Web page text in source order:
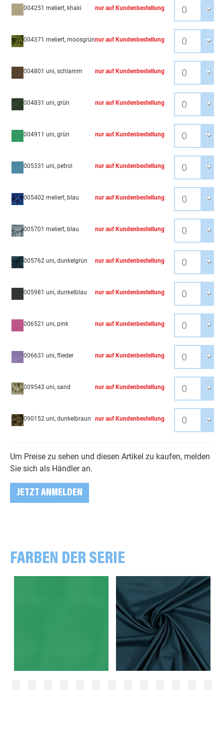
004251 meliert, khaki nur auf Kundenbestellung
004371 meliert, moosgrünnur auf Kundenbestellung
004801 uni, schlamm nur auf Kundenbestellung
004831 uni, grün nur auf Kundenbestellung
004911 uni, grün nur auf Kundenbestellung
005331 uni, petrol nur auf Kundenbestellung
005402 meliert, blau nur auf Kundenbestellung
005701 meliert, blau nur auf Kundenbestellung
005762 uni, dunkelgrün nur auf Kundenbestellung
005981 uni, dunkelblau nur auf Kundenbestellung
006521 uni, pink nur auf Kundenbestellung
006631 uni, flieder nur auf Kundenbestellung
009543 uni, sand nur auf Kundenbestellung
090152 uni, dunkelbraun nur auf Kundenbestellung
Um Preise zu sehen und diesen Artikel zu kaufen, melden
Sie sich als Händler an.
JETZT ANMELDEN
FARBEN DER SERIE